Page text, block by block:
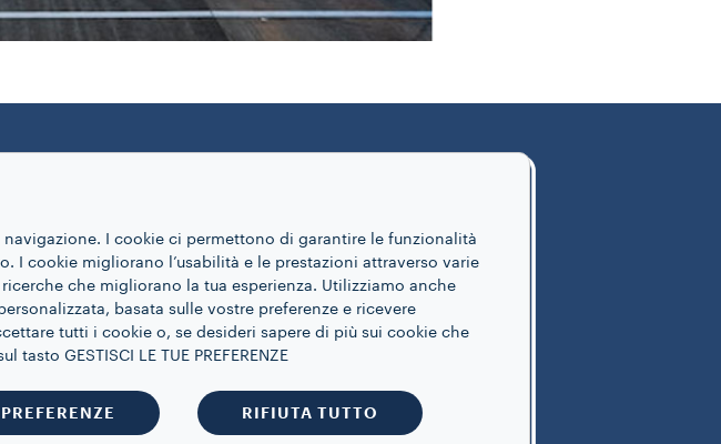
I cookie ci permettono di garantire le funzionalità
I cookie migliorano l’usabilità e le prestazioni attraverso varie
che migliorano la tua esperienza. Utilizziamo anche
basata sulle vostre preferenze e ricevere
tutti i cookie o, se desideri sapere di più sui cookie che
tasto GESTISCI LE TUE PREFERENZE
RIFIUTA TUTTO